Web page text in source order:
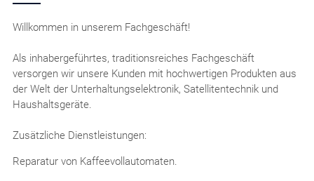
Willkommen in unserem Fachgeschäft!
Als inhabergeführtes, traditionsreiches Fachgeschäft
versorgen wir unsere Kunden mit hochwertigen Produkten aus
der Welt der Unterhaltungselektronik, Satellitentechnik und
Haushaltsgeräte.
Zusätzliche Dienstleistungen:
Reparatur von Kaffeevollautomaten.